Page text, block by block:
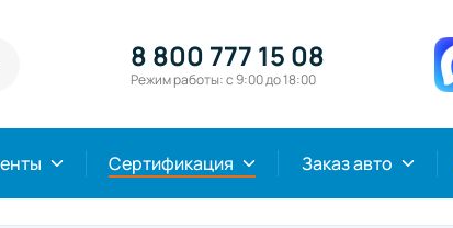
8 800 777 15 08
Режим работы: с 9:00 до 18:00
Сертификация Заказ авто